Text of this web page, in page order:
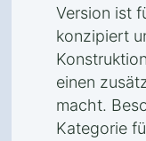
Version ist
konzipiert
einen
macht.
Kategorie